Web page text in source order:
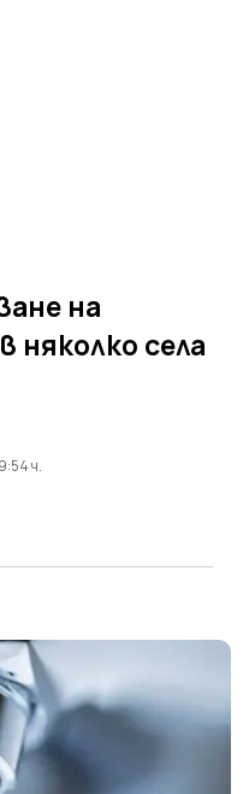
на
няколко села
ч.